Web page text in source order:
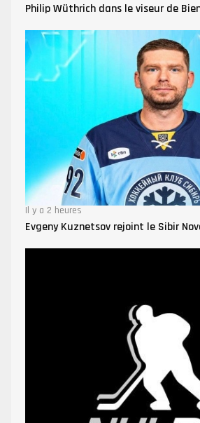
Philip Wüthrich dans le viseur de
Il y a 2 heures
Evgeny Kuznetsov rejoint le Sibir